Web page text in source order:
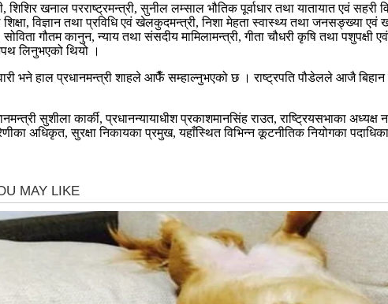
खनाल परराष्ट्रमन्त्री, सुनील लम्साल भौतिक पूर्वाधार तथा यातायात एवं
विज्ञान तथा प्रविधि एवं खेलकुदमन्त्री, निशा मेहता स्वास्थ्य तथा जनसङ्ख्या एवं
गौतम कानुन, न्याय तथा संसदीय मामिलामन्त्री, गीता चौधरी कृषि तथा पशुपक्षी
लिनुभएको थियो ।
भने हाल प्रधानमन्त्री शाहले आफैँ सम्हाल्नुभएको छ । राष्ट्रपति पौडेलले आजै
सुशीला कार्की, प्रधानन्यायाधीश प्रकाशमानसिंह राउत, राष्ट्रियसभाका
अधिकृत, सुरक्षा निकायका प्रमुख, यहाँस्थित विभिन्न कूटनीतिक नियोगका